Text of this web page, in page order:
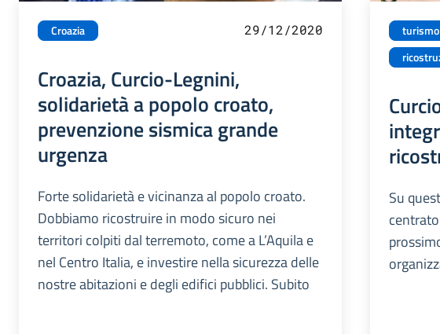
Croazia 29/12/2020
Croazia, Curcio-Legnini,
solidarietà a popolo croato,
prevenzione sismica grande
urgenza
Forte solidarietà e vicinanza al popolo croato.
Dobbiamo ricostruire in modo sicuro nei
territori colpiti dal terremoto, come a L’Aquila e
nel Centro Italia, e investire nella sicurezza delle
nostre abitazioni e degli edifici pubblici. Subito
turismo
Su